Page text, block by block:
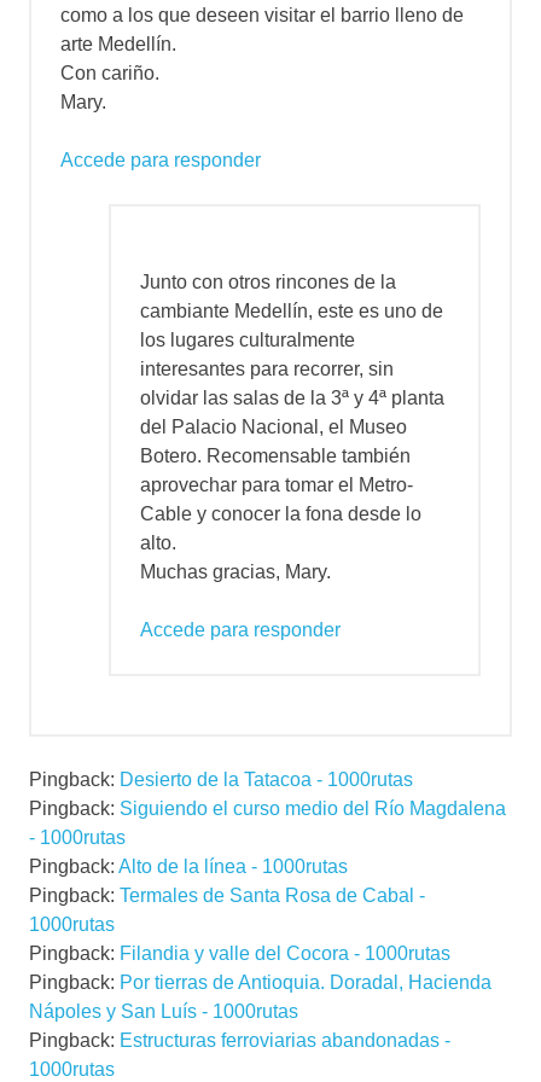
como a los que deseen visitar el barrio lleno de
arte Medellín.
Con cariño.
Mary.
Accede para responder
Junto con otros rincones de la
cambiante Medellín, este es uno de
los lugares culturalmente
interesantes para recorrer, sin
olvidar las salas de la 3ª y 4ª planta
del Palacio Nacional, el Museo
Botero. Recomensable también
aprovechar para tomar el Metro-
Cable y conocer la fona desde lo
alto.
Muchas gracias, Mary.
Accede para responder
Pingback: Desierto de la Tatacoa - 1000rutas
Pingback: Siguiendo el curso medio del Río Magdalena
- 1000rutas
Pingback: Alto de la línea - 1000rutas
Pingback: Termales de Santa Rosa de Cabal -
1000rutas
Pingback: Filandia y valle del Cocora - 1000rutas
Pingback: Por tierras de Antioquia. Doradal, Hacienda
Nápoles y San Luís - 1000rutas
Pingback: Estructuras ferroviarias abandonadas -
1000rutas